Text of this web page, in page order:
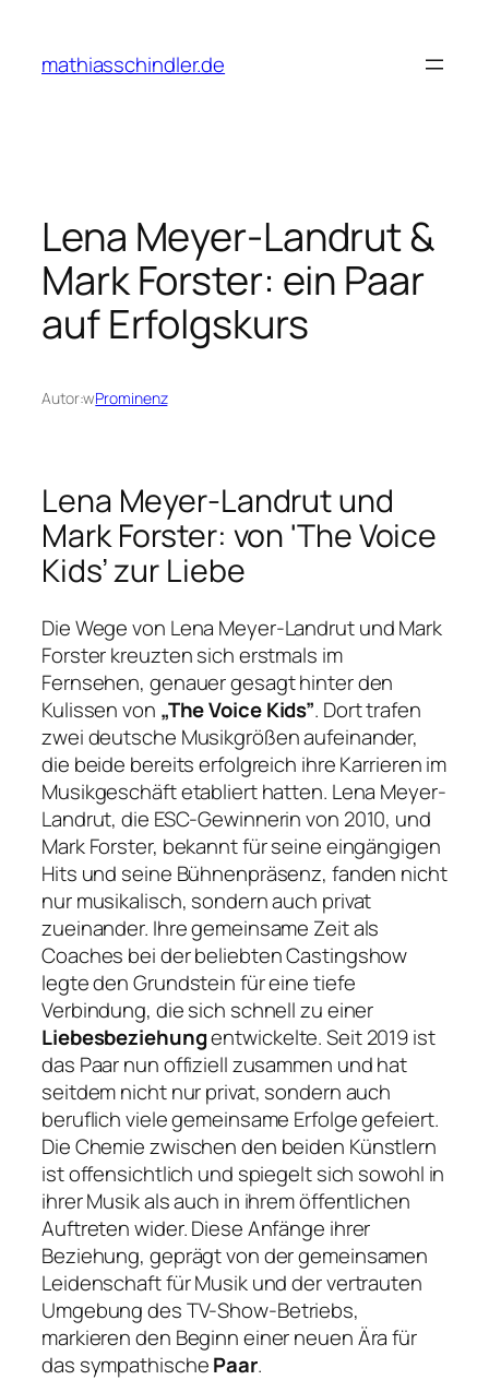
treścimathiasschindler.de
Lena Meyer-Landrut &
Mark Forster: ein Paar
auf Erfolgskurs
Autor:wProminenz
Lena Meyer-Landrut und
Mark Forster: von 'The Voice
Kids’ zur Liebe
Die Wege von Lena Meyer-Landrut und Mark
Forster kreuzten sich erstmals im
Fernsehen, genauer gesagt hinter den
Kulissen von „The Voice Kids”. Dort trafen
zwei deutsche Musikgrößen aufeinander,
die beide bereits erfolgreich ihre Karrieren im
Musikgeschäft etabliert hatten. Lena Meyer-
Landrut, die ESC-Gewinnerin von 2010, und
Mark Forster, bekannt für seine eingängigen
Hits und seine Bühnenpräsenz, fanden nicht
nur musikalisch, sondern auch privat
zueinander. Ihre gemeinsame Zeit als
Coaches bei der beliebten Castingshow
legte den Grundstein für eine tiefe
Verbindung, die sich schnell zu einer
Liebesbeziehungentwickelte. Seit 2019 ist
das Paar nun offiziell zusammen und hat
seitdem nicht nur privat, sondern auch
beruflich viele gemeinsame Erfolge gefeiert.
Die Chemie zwischen den beiden Künstlern
ist offensichtlich und spiegelt sich sowohl in
ihrer Musik als auch in ihrem öffentlichen
Auftreten wider. Diese Anfänge ihrer
Beziehung, geprägt von der gemeinsamen
Leidenschaft für Musik und der vertrauten
Umgebung des TV-Show-Betriebs,
markieren den Beginn einer neuen Ära für
das sympathischePaar.